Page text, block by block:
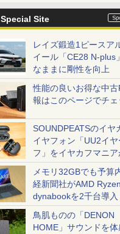
Special Site
レイズ鍛造1ピースア
イール「CE28 N-plus
なままに剛性を向上
性能の良いお得な中古
報はこのページでチェ
SOUNDPEATSのイヤ
イヤフォン「UU2イヤ
フ」をイヤカフマニア
メモリ32GBでも予算
経新聞社がAMD
dynabookを2千台導入
鳥肌ものの「DENON
HOME」サウンドを体